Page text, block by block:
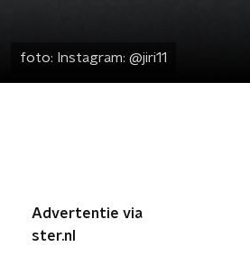
foto: Instagram: @jiri11
Advertentie via
ster.nl